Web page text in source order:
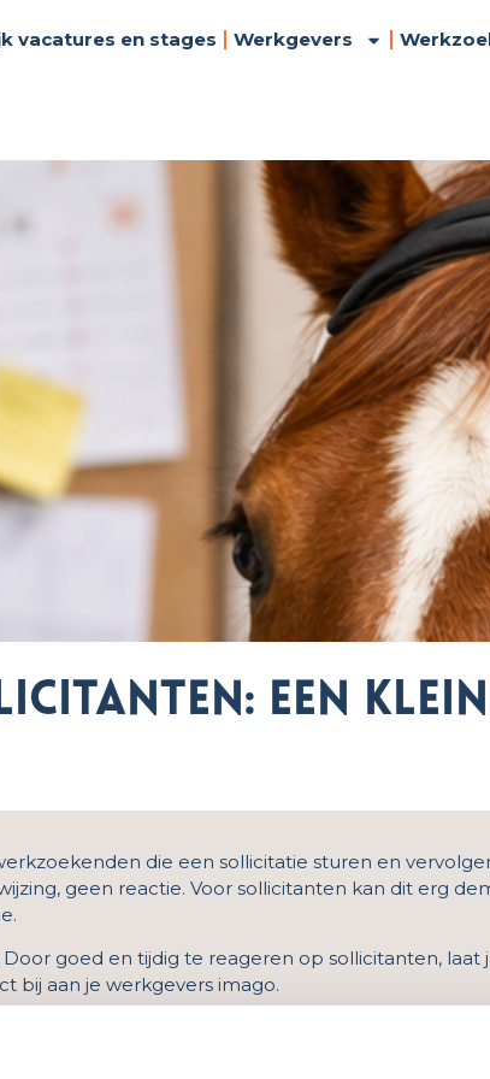
vacatures en stages Werkgevers
een
die een sollicitatie sturen en
geen reactie. Voor sollicitanten kan dit erg
goed en tijdig te reageren op sollicitanten, laat
bij aan je werkgevers imago.
verschil
je binnen 24 uur een eerste contactmoment